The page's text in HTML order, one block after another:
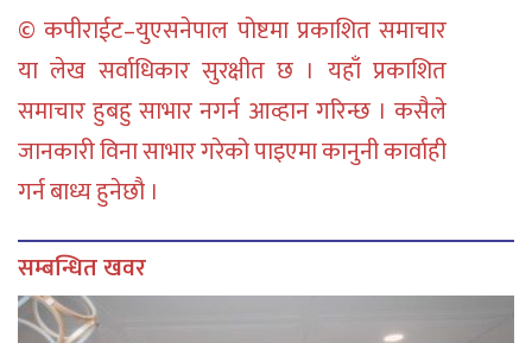
© कपीराईट–युएसनेपाल पोष्टमा प्रकाशित समाचार
या लेख सर्वाधिकार सुरक्षीत छ । यहाँ प्रकाशित
समाचार हुबहु साभार नगर्न आव्हान गरिन्छ । कसैले
जानकारी विना साभार गरेको पाइएमा कानुनी कार्वाही
गर्न बाध्य हुनेछौ ।
सम्बन्धित खवर